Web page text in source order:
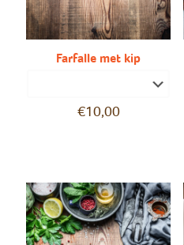
Farfalle met kip
€10,00